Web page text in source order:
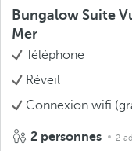
Bungalow Suite
Mer
Téléphone
Réveil
Connexion wifi
2 personnes 2